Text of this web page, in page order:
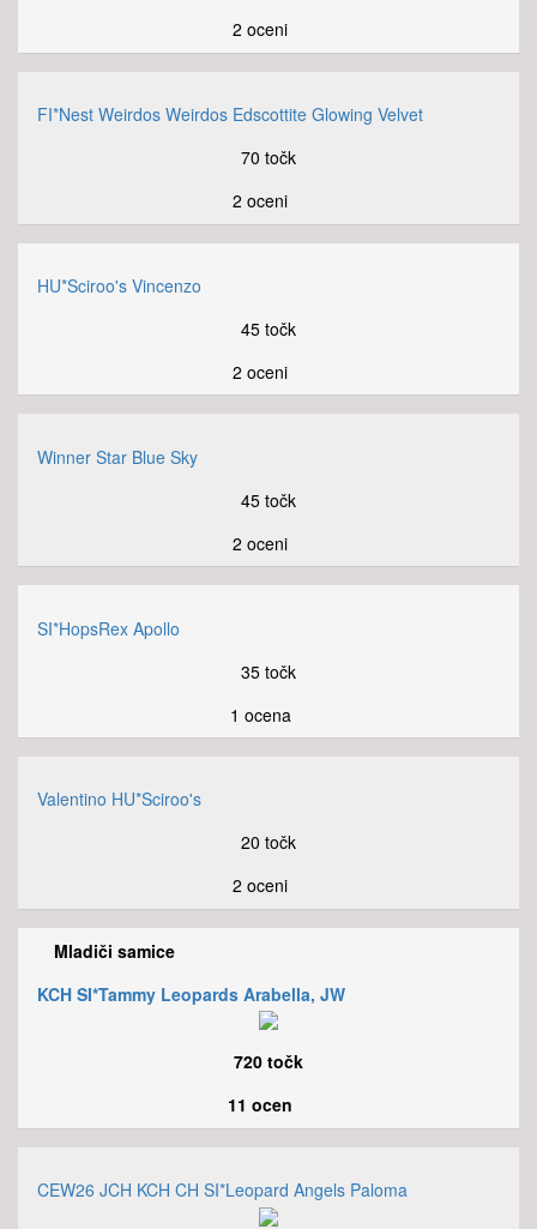
2 oceni
FI*Nest Weirdos Weirdos Edscottite Glowing Velvet
70 točk
2 oceni
HU*Sciroo's Vincenzo
45 točk
2 oceni
Winner Star Blue Sky
45 točk
2 oceni
SI*HopsRex Apollo
35 točk
1 ocena
Valentino HU*Sciroo's
20 točk
2 oceni
Mladiči samice
KCH SI*Tammy Leopards Arabella, JW
720 točk
11 ocen
CEW26 JCH KCH CH SI*Leopard Angels Paloma